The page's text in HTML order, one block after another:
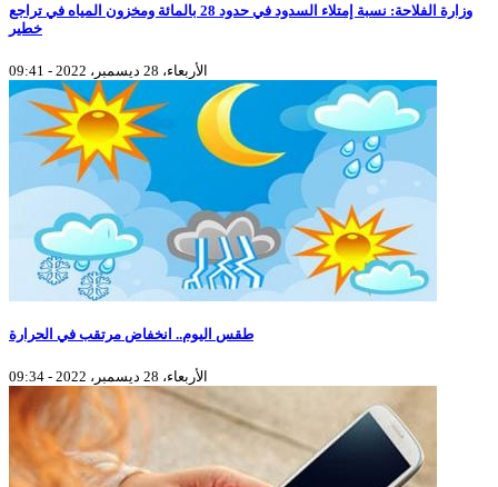
وزارة الفلاحة: نسبة إمتلاء السدود في حدود 28 بالمائة ومخزون المياه في تراجع
خطير
الأربعاء، 28 ديسمبر، 2022 - 09:41
طقس اليوم.. انخفاض مرتقب في الحرارة
الأربعاء، 28 ديسمبر، 2022 - 09:34